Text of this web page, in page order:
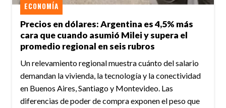
Precios en dólares: Argentina es 4,5% más
cara que cuando asumió Milei y supera el
promedio regional en seis rubros
ECONOMÍA
Un relevamiento regional muestra cuánto del salario
demandan la vivienda, la tecnología y la conectividad
en Buenos Aires, Santiago y Montevideo. Las
diferencias de poder de compra exponen el peso que